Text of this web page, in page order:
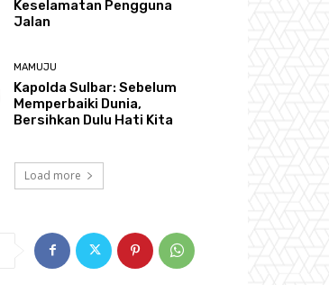
Keselamatan Pengguna
Jalan
MAMUJU
Kapolda Sulbar: Sebelum
Memperbaiki Dunia,
Bersihkan Dulu Hati Kita
Load more